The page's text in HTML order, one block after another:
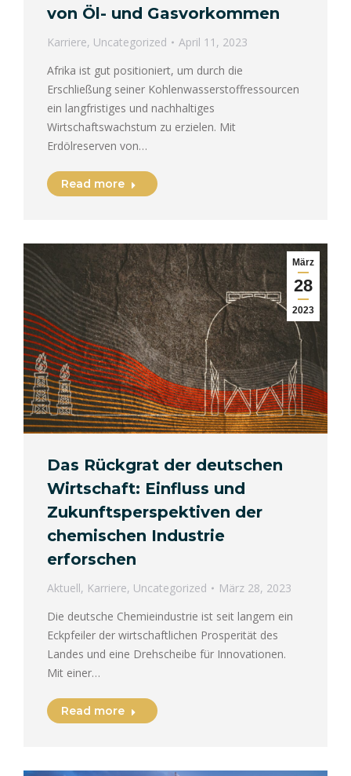
von Öl- und Gasvorkommen
Karriere, Uncategorized
April 11, 2023
Afrika ist gut positioniert, um durch die
Erschließung seiner Kohlenwasserstoffressourcen
ein langfristiges und nachhaltiges
Wirtschaftswachstum zu erzielen. Mit
Erdölreserven von…
Read more
März
28
2023
Das Rückgrat der deutschen
Wirtschaft: Einfluss und
Zukunftsperspektiven der
chemischen Industrie
erforschen
Aktuell, Karriere, Uncategorized
März 28, 2023
Die deutsche Chemieindustrie ist seit langem ein
Eckpfeiler der wirtschaftlichen Prosperität des
Landes und eine Drehscheibe für Innovationen.
Mit einer…
Read more